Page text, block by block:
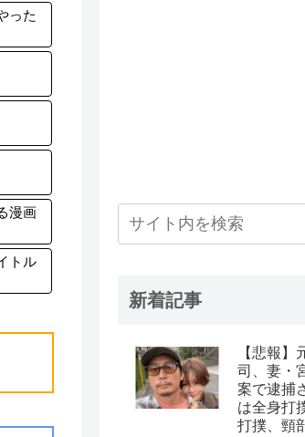
った
漫画
トル
新着記事
【悲報】
司、妻・
案で逮捕
は全身打
打撲、頸